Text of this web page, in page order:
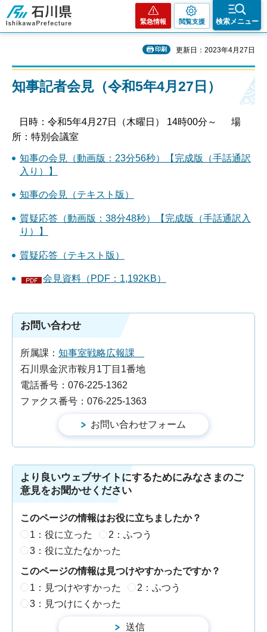
石川県
緊急情報 閲覧支援 検索メニュー
印刷 更新日：2023年4月27日
知事記者会見（令和5年4月27日）
日時：令和5年4月27日（木曜日） 14時00分～ 場
所：特別会議室
知事の会見（動画版：23分56秒）【完成版（手話通訳
入り）】
知事の会見（テキスト版）
質疑応答（動画版：38分48秒）【完成版（手話通訳入
り）】
質疑応答（テキスト版）
会見資料（PDF：1,192KB）
お問い合わせ
所属課： 知事室戦略広報課
石川県金沢市鞍月1丁目1番地
電話番号：076-225-1362
ファクス番号：076-225-1363
より良いウェブサイトにするためにみなさまのご
意見をお聞かせください
このページの情報はお役に立ちましたか？
1：役に立った
2：ふつう
3：役に立たなかった
このページの情報は見つけやすかったですか？
1：見つけやすかった
2：ふつう
3：見つけにくかった